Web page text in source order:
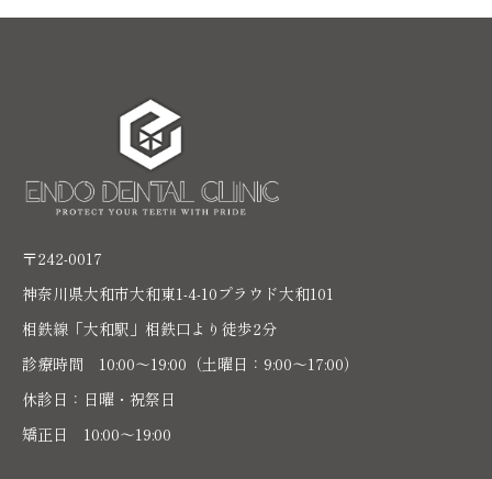
〒242-0017
神奈川県大和市大和東1-4-10プラウド大和101
相鉄線「大和駅」相鉄口より徒歩2分
診療時間 10:00〜19:00（土曜日：9:00～17:00）
休診日：日曜・祝祭日
矯正日 10:00～19:00